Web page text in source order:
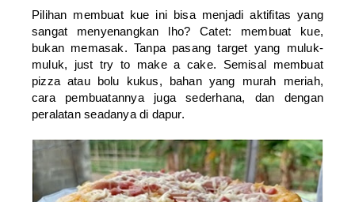
Pilihan membuat kue ini bisa menjadi aktifitas yang
sangat menyenangkan lho? Catet: membuat kue,
bukan memasak. Tanpa pasang target yang muluk-
muluk, just try to make a cake. Semisal membuat
pizza atau bolu kukus, bahan yang murah meriah,
cara pembuatannya juga sederhana, dan dengan
peralatan seadanya di dapur.